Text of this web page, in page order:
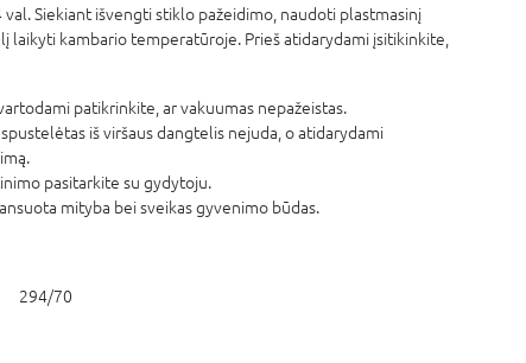
Siekiant išvengti stiklo pažeidimo, naudoti plastmasinį
laikyti kambario temperatūroje. Prieš atidarydami įsitikinkite,
patikrinkite, ar vakuumas nepažeistas.
iš viršaus dangtelis nejuda, o atidarydami
pasitarkite su gydytoju.
mityba bei sveikas gyvenimo būdas.
294/70